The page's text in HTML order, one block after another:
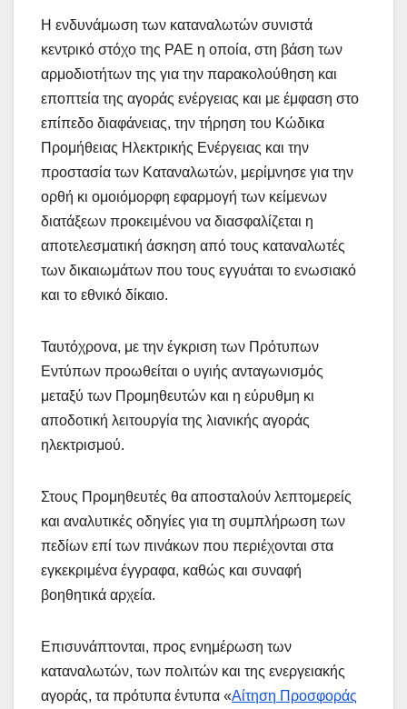
H ενδυνάμωση των καταναλωτών συνιστά
κεντρικό στόχο της ΡΑΕ η οποία, στη βάση των
αρμοδιοτήτων της για την παρακολούθηση και
εποπτεία της αγοράς ενέργειας και με έμφαση στο
επίπεδο διαφάνειας, την τήρηση του Κώδικα
Προμήθειας Ηλεκτρικής Ενέργειας και την
προστασία των Καταναλωτών, μερίμνησε για την
ορθή κι ομοιόμορφη εφαρμογή των κείμενων
διατάξεων προκειμένου να διασφαλίζεται η
αποτελεσματική άσκηση από τους καταναλωτές
των δικαιωμάτων που τους εγγυάται το ενωσιακό
και το εθνικό δίκαιο.
Ταυτόχρονα, με την έγκριση των Πρότυπων
Εντύπων προωθείται ο υγιής ανταγωνισμός
μεταξύ των Προμηθευτών και η εύρυθμη κι
αποδοτική λειτουργία της λιανικής αγοράς
ηλεκτρισμού.
Στους Προμηθευτές θα αποσταλούν λεπτομερείς
και αναλυτικές οδηγίες για τη συμπλήρωση των
πεδίων επί των πινάκων που περιέχονται στα
εγκεκριμένα έγγραφα, καθώς και συναφή
βοηθητικά αρχεία.
Επισυνάπτονται, προς ενημέρωση των
καταναλωτών, των πολιτών και της ενεργειακής
αγοράς, τα πρότυπα έντυπα «Αίτηση Προσφοράς